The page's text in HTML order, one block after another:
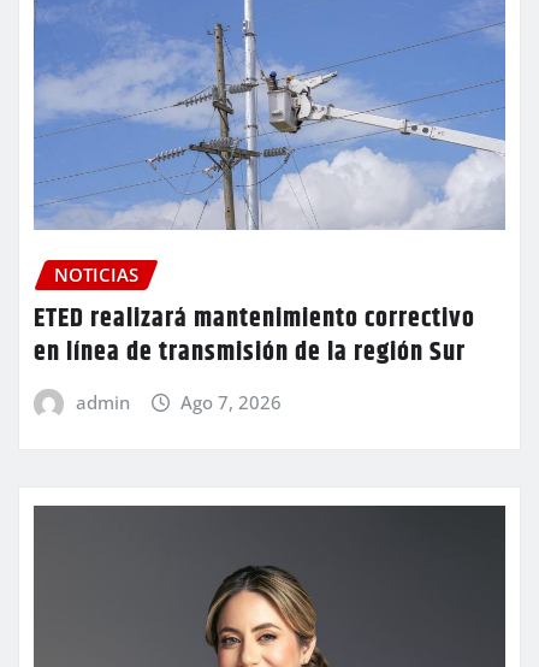
NOTICIAS
ETED realizará mantenimiento correctivo
en línea de transmisión de la región Sur
admin Ago 7, 2026